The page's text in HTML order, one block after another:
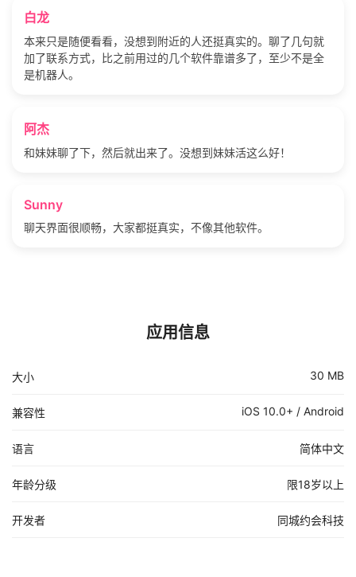
白龙
本来只是随便看看，没想到附近的人还挺真实的。聊了几句就
加了联系方式，比之前用过的几个软件靠谱多了，至少不是全
是机器人。
阿杰
和妹妹聊了下，然后就出来了。没想到妹妹活这么好！
Sunny
聊天界面很顺畅，大家都挺真实，不像其他软件。
应用信息
大小 30 MB
兼容性 iOS 10.0+ / Android
语言 简体中文
年龄分级 限18岁以上
开发者 同城约会科技